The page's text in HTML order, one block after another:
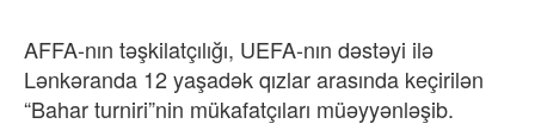
AFFA-nın təşkilatçılığı, UEFA-nın dəstəyi ilə
Lənkəranda 12 yaşadək qızlar arasında keçirilən
“Bahar turniri”nin mükafatçıları müəyyənləşib.